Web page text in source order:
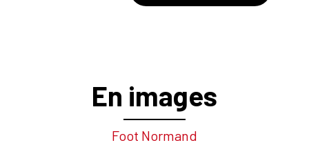
En images
Foot Normand